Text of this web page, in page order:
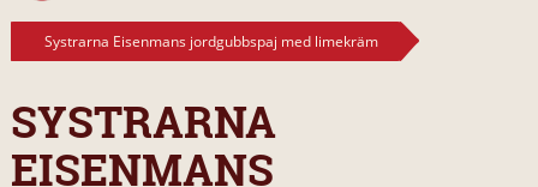
Systrarna Eisenmans jordgubbspaj med limekräm
SYSTRARNA
EISENMANS